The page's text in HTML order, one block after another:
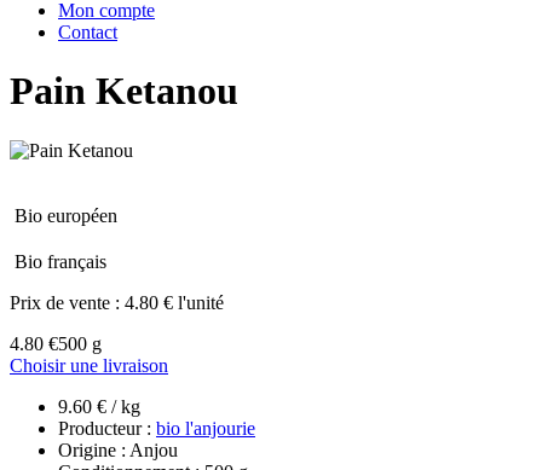
Mon compte
Contact
Pain Ketanou
Bio européen
Bio français
Prix de vente : 4.80 € l'unité
4.80 €500 g
Choisir une livraison
9.60 € / kg
Producteur : bio l'anjourie
Origine : Anjou